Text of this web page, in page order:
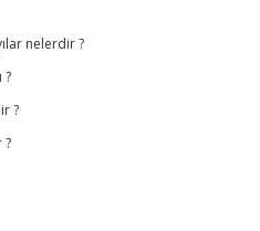
nelerdir ?
?
?
?